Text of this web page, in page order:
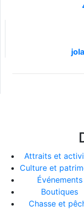
Attraits et
Culture et
Événements
Boutiques
Chasse et